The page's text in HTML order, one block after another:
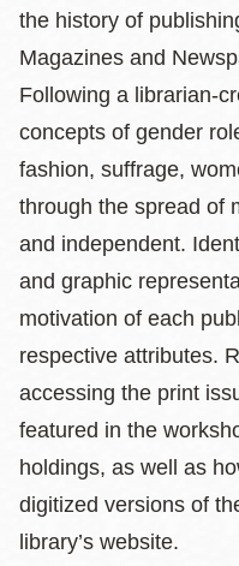
the history of
Magazines and
Following a librarian-
concepts of gender
fashion, suffrage,
through the spread of
and independent.
and graphic
motivation of each
respective attributes.
accessing the print
featured in the
holdings, as well as
digitized versions of
library’s website.